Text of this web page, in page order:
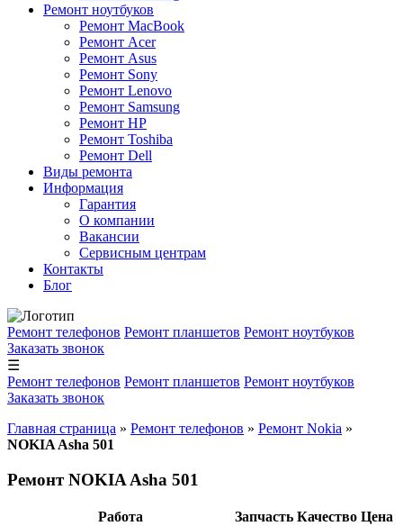
Ремонт ноутбуков
Ремонт MacBook
Ремонт Acer
Ремонт Asus
Ремонт Sony
Ремонт Lenovo
Ремонт Samsung
Ремонт HP
Ремонт Toshiba
Ремонт Dell
Виды ремонта
Информация
Гарантия
О компании
Вакансии
Сервисным центрам
Контакты
Блог
Ремонт телефонов Ремонт планшетов Ремонт ноутбуков
Заказать звонок
☰
Ремонт телефонов Ремонт планшетов Ремонт ноутбуков
Заказать звонок
Главная страница » Ремонт телефонов » Ремонт Nokia »
NOKIA Asha 501
Ремонт NOKIA Asha 501
Работа Запчасть Качество Цена